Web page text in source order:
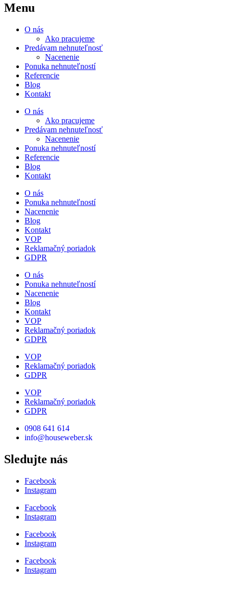
Menu
O nás
Ako pracujeme
Predávam nehnuteľnosť
Nacenenie
Ponuka nehnuteľností
Referencie
Blog
Kontakt
O nás
Ako pracujeme
Predávam nehnuteľnosť
Nacenenie
Ponuka nehnuteľností
Referencie
Blog
Kontakt
O nás
Ponuka nehnuteľností
Nacenenie
Blog
Kontakt
VOP
Reklamačný poriadok
GDPR
O nás
Ponuka nehnuteľností
Nacenenie
Blog
Kontakt
VOP
Reklamačný poriadok
GDPR
VOP
Reklamačný poriadok
GDPR
VOP
Reklamačný poriadok
GDPR
0908 641 614
info@houseweber.sk
Sledujte nás
Facebook
Instagram
Facebook
Instagram
Facebook
Instagram
Facebook
Instagram